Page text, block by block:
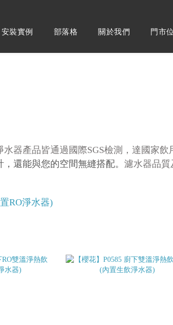
安裝實例 部落格 關於我們 門市
水器產品皆通過國際SGS檢測，達國家
還能與您的空間無縫搭配。 濾水器品
RO淨水器)